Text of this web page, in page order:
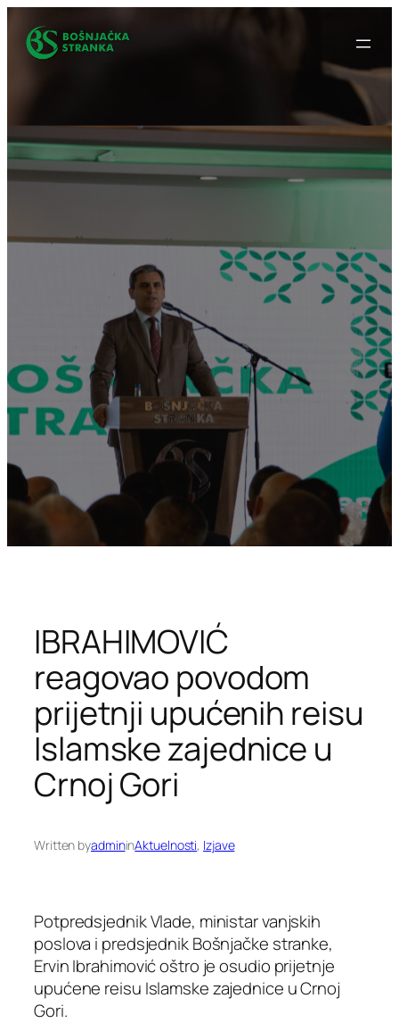
Idi
sadržaj
IBRAHIMOVIĆ
reagovao povodom
prijetnji upućenih reisu
Islamske zajednice u
Crnoj Gori
Written byadmininAktuelnosti, Izjave
Potpredsjednik Vlade, ministar vanjskih
poslova i predsjednik Bošnjačke stranke,
Ervin Ibrahimović oštro je osudio prijetnje
upućene reisu Islamske zajednice u Crnoj
Gori.